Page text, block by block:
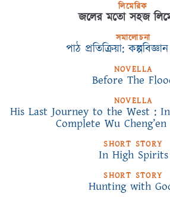
লিমেরিক
জলের মতো সহজ
সমালোচনা
পাঠ প্রতিক্রিয়া:
NOVELLA
Before The
NOVELLA
His Last Journey to the West :
Complete Wu
SHORT STORY
In High Spirits
SHORT STORY
Hunting with